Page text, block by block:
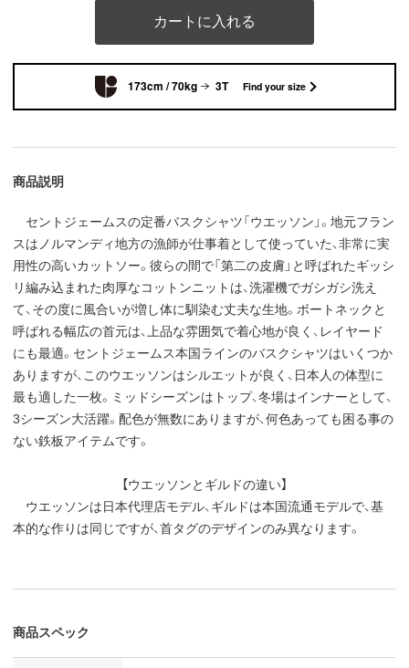
カートに入れる
173cm / 70kg 3T Find your size
商品説明
セントジェームスの定番バスクシャツ「ウエッソン」。地元フラン
スはノルマンディ地方の漁師が仕事着として使っていた、非常に実
用性の高いカットソー。彼らの間で「第二の皮膚」と呼ばれたギッシ
リ編み込まれた肉厚なコットンニットは、洗濯機でガシガシ洗え
て、その度に風合いが増し体に馴染む丈夫な生地。ボートネックと
呼ばれる幅広の首元は、上品な雰囲気で着心地が良く、レイヤード
にも最適。セントジェームス本国ラインのバスクシャツはいくつか
ありますが、このウエッソンはシルエットが良く、日本人の体型に
最も適した一枚。ミッドシーズンはトップ、冬場はインナーとして、
3シーズン大活躍。配色が無数にありますが、何色あっても困る事の
ない鉄板アイテムです。
【ウエッソンとギルドの違い】
ウエッソンは日本代理店モデル、ギルドは本国流通モデルで、基
本的な作りは同じですが、首タグのデザインのみ異なります。
商品スペック